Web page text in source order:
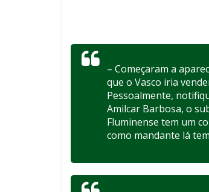
– Começaram a
que o Vasco iria
Pessoalmente,
Amilcar Barbosa, o
Fluminense tem um
como mandante lá